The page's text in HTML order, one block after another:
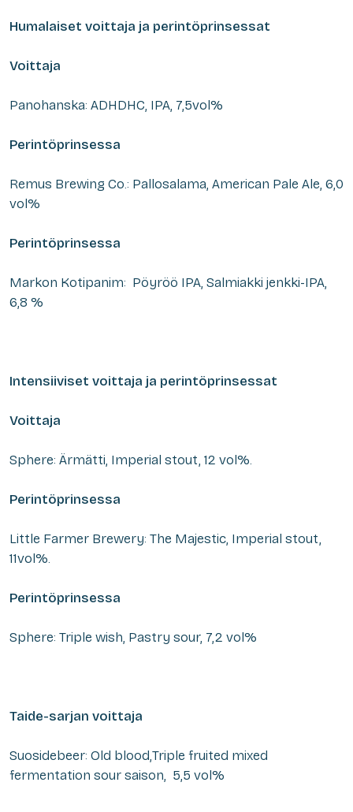
Humalaiset voittaja ja perintöprinsessat
Voittaja
Panohanska: ADHDHC, IPA, 7,5vol%
Perintöprinsessa
Remus Brewing Co.: Pallosalama, American Pale Ale, 6,0
vol%
Perintöprinsessa
Markon Kotipanim: Pöyröö IPA, Salmiakki jenkki-IPA,
6,8 %
Intensiiviset voittaja ja perintöprinsessat
Voittaja
Sphere: Ärmätti, Imperial stout, 12 vol%.
Perintöprinsessa
Little Farmer Brewery: The Majestic, Imperial stout,
11vol%.
Perintöprinsessa
Sphere: Triple wish, Pastry sour, 7,2 vol%
Taide-sarjan voittaja
Suosidebeer: Old blood,Triple fruited mixed
fermentation sour saison, 5,5 vol%